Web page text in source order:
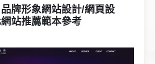
品牌形象網站設計/網頁設
站推薦範本參考